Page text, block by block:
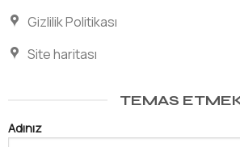
Gizlilik Politikası
Site haritası
TEMAS
Adınız